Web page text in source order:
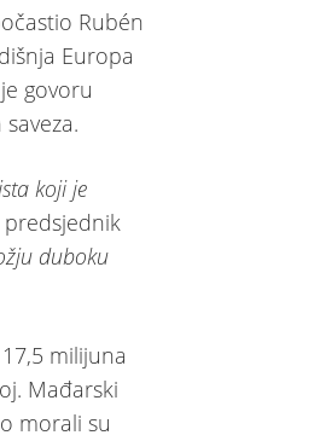
Rubén
Europa
govoru
koji je
predsjednik
duboku
milijuna
Mađarski
morali su